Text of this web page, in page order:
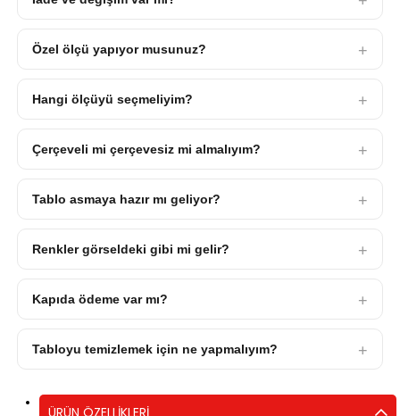
Özel ölçü yapıyor musunuz?
Hangi ölçüyü seçmeliyim?
Çerçeveli mi çerçevesiz mi almalıyım?
Tablo asmaya hazır mı geliyor?
Renkler görseldeki gibi mi gelir?
Kapıda ödeme var mı?
Tabloyu temizlemek için ne yapmalıyım?